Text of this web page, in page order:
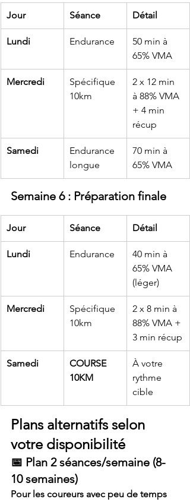
Jour Séance Détail
Lundi Endurance
50 min à
65% VMA
Mercredi
Spécifique
10km
2 x 12 min
à 88% VMA
+ 4 min
récup
Samedi
Endurance
longue
70 min à
65% VMA
Semaine 6 : Préparation finale
Jour Séance Détail
Lundi Endurance
40 min à
65% VMA
(léger)
Mercredi
Spécifique
10km
2 x 8 min à
88% VMA +
3 min récup
Samedi
COURSE
10KM
À votre
rythme
cible
Plans alternatifs selon
votre disponibilité
📅 Plan 2 séances/semaine (8-
10 semaines)
Pour les coureurs avec peu de temps